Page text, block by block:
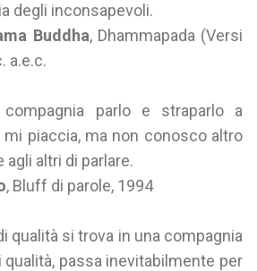
degli inconsapevoli.
Buddha, Dhammapada (Versi
a.e.c.
parlo e straparlo a
piaccia, ma non conosco altro
altri di parlare.
, Bluff di parole, 1994
qualità si trova in una compagnia
passa inevitabilmente per